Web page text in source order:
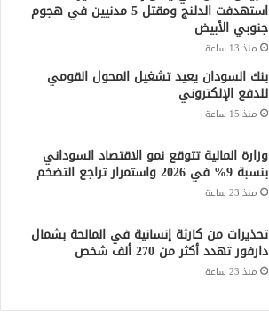
استهدفت الدلنج ومقتل 5 مدنيين في هجوم
جنوبي الأبيض
منذ 13 ساعة
بنك السودان يعيد تشغيل المحول القومي
للدفع الإلكتروني
منذ 15 ساعة
وزارة المالية تتوقع نمو الاقتصاد السوداني
بنسبة 9% في 2026 واستمرار تراجع التضخم
منذ 23 ساعة
تحذيرات من كارثة إنسانية في المالحة بشمال
دارفور تهدد أكثر من 270 ألف شخص
منذ 23 ساعة